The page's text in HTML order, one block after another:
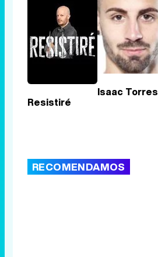
Resistiré
Isaac Torres
RECOMENDAMOS